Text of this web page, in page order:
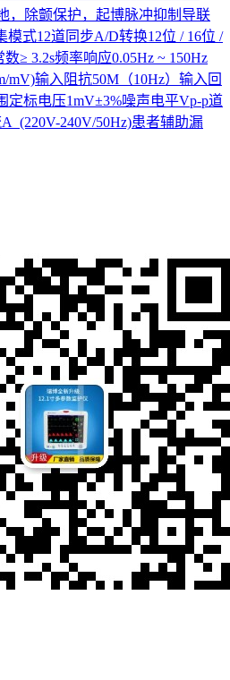
，除颤保护，起博脉冲抑制导联
模式12道同步A/D转换12位 / 16位 /
≥ 3.2s频率响应0.05Hz ~ 150Hz
mV)输入阻抗50M（10Hz）输入回
定标电压1mV±3%噪声电平Vp-p道
(220V-240V/50Hz)患者辅助漏